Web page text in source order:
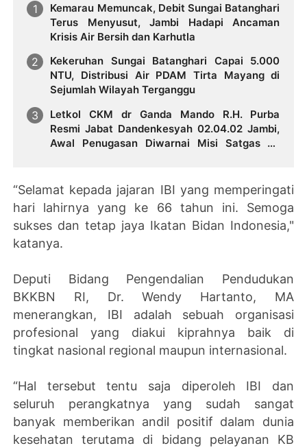
Kemarau Memuncak, Debit Sungai Batanghari
Terus Menyusut, Jambi Hadapi Ancaman
Krisis Air Bersih dan Karhutla
Kekeruhan Sungai Batanghari Capai 5.000
NTU, Distribusi Air PDAM Tirta Mayang di
Sejumlah Wilayah Terganggu
Letkol CKM dr Ganda Mando R.H. Purba
Resmi Jabat Dandenkesyah 02.04.02 Jambi,
Awal Penugasan Diwarnai Misi Satgas ke
“Selamat kepada jajaran IBI yang memperingati
hari lahirnya yang ke 66 tahun ini. Semoga
sukses dan tetap jaya Ikatan Bidan Indonesia,"
katanya.
Deputi Bidang Pengendalian Pendudukan
BKKBN RI, Dr. Wendy Hartanto, MA
menerangkan, IBI adalah sebuah organisasi
profesional yang diakui kiprahnya baik di
tingkat nasional regional maupun internasional.
“Hal tersebut tentu saja diperoleh IBI dan
seluruh perangkatnya yang sudah sangat
banyak memberikan andil positif dalam dunia
kesehatan terutama di bidang pelayanan KB